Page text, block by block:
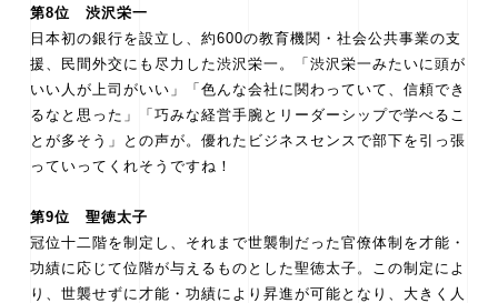
第8位 渋沢栄一
日本初の銀行を設立し、約600の教育機関・社会公共事業の支
援、民間外交にも尽力した渋沢栄一。「渋沢栄一みたいに頭が
いい人が上司がいい」「色んな会社に関わっていて、信頼でき
るなと思った」「巧みな経営手腕とリーダーシップで学べるこ
とが多そう」との声が。優れたビジネスセンスで部下を引っ張
っていってくれそうですね！
第9位 聖徳太子
冠位十二階を制定し、それまで世襲制だった官僚体制を才能・
功績に応じて位階が与えるものとした聖徳太子。この制定によ
り、世襲せずに才能・功績により昇進が可能となり、大きく人